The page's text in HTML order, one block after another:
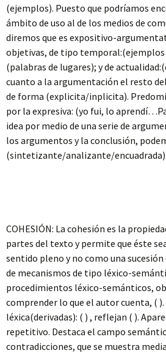
(ejemplos). Puesto que podríamos
ámbito de uso al de los medios de
diremos que es expositivo-
objetivas, de tipo temporal:(ejemplos
(palabras de lugares); y de
cuanto a la argumentación el resto
de forma (explicita/inplicita).
por la expresiva: (yo fui, lo
idea por medio de una serie de
los argumentos y la conclusión,
(sintetizante/analizante/encuadrada).
COHESIÓN: La cohesión es la
partes del texto y permite que éste
sentido pleno y no como una sucesión
de mecanismos de tipo léxico-
procedimientos léxico-semánticos,
comprender lo que el autor cuenta, (
léxica(derivadas): ( ) , reflejan ( ).
repetitivo. Destaca el campo
contradicciones, que se muestra